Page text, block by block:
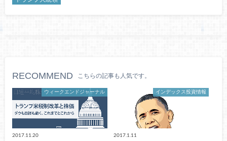
RECOMMEND こちらの記事も人気です。
ウィークエンドジャーナル
2017.11.20
インデックス投資情報
2017.1.11